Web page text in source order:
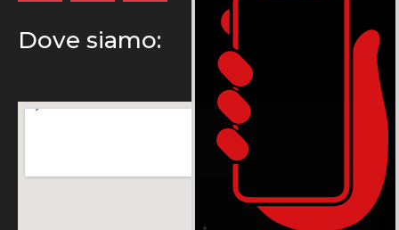
Dove siamo: